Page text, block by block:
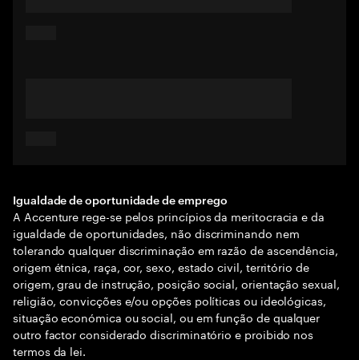
Igualdade de oportunidade de emprego
A Accenture rege-se pelos princípios da meritocracia e da
igualdade de oportunidades, não discriminando nem
tolerando qualquer discriminação em razão de ascendência,
origem étnica, raça, cor, sexo, estado civil, território de
origem, grau de instrução, posição social, orientação sexual,
religião, convicções e/ou opções políticas ou ideológicas,
situação económica ou social, ou em função de qualquer
outro factor considerado discriminatório e proibido nos
termos da lei.